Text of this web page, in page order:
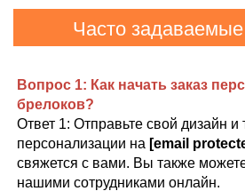
Часто
Вопрос 1: Как начать заказ
брелоков?
Ответ 1: Отправьте свой дизайн и
персонализации на [email
свяжется с вами. Вы также
нашими сотрудниками онлайн.